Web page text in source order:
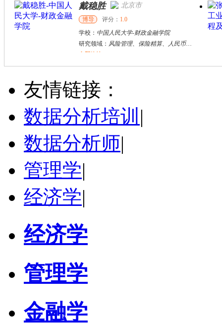
戴稳胜 北京市
博导 评分： 1.0
学校： 中国人民大学-财政金融学院
研究领域： 风险管理、保险精算、人民币国际化
立即咨询
王** 黄浦区
其他
学校：上海电机学院
立即咨询
友情链接：
数据分析培训 |
数据分析师|
管理学|
经济学|
经济学
管理学
金融学